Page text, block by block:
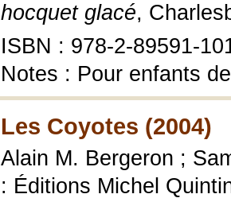
hocquet glacé,
ISBN : 978-2-89591-
Notes : Pour enfants
Les Coyotes (2004)
Alain M. Bergeron ;
: Éditions Michel